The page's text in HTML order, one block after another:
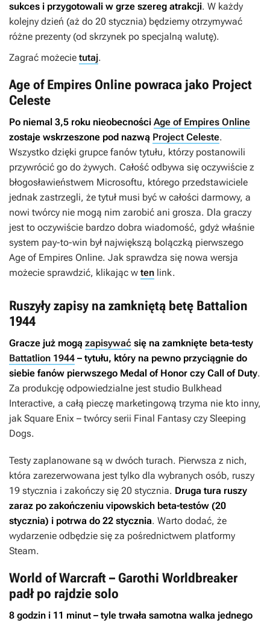
sukces i przygotowali w grze szereg atrakcji. W każdy
kolejny dzień (aż do 20 stycznia) będziemy otrzymywać
różne prezenty (od skrzynek po specjalną walutę).
Zagrać możecie tutaj.
Age of Empires Online powraca jako Project
Celeste
Po niemal 3,5 roku nieobecności Age of Empires Online
zostaje wskrzeszone pod nazwą Project Celeste.
Wszystko dzięki grupce fanów tytułu, którzy postanowili
przywrócić go do żywych. Całość odbywa się oczywiście z
błogosławieństwem Microsoftu, którego przedstawiciele
jednak zastrzegli, że tytuł musi być w całości darmowy, a
nowi twórcy nie mogą nim zarobić ani grosza. Dla graczy
jest to oczywiście bardzo dobra wiadomość, gdyż właśnie
system pay-to-win był największą bolączką pierwszego
Age of Empires Online. Jak sprawdza się nowa wersja
możecie sprawdzić, klikając w ten link.
Ruszyły zapisy na zamkniętą betę Battalion
1944
Gracze już mogą zapisywać się na zamknięte beta-testy
Battatlion 1944 – tytułu, który na pewno przyciągnie do
siebie fanów pierwszego Medal of Honor czy Call of Duty.
Za produkcję odpowiedzialne jest studio Bulkhead
Interactive, a całą pieczę marketingową trzyma nie kto inny,
jak Square Enix – twórcy serii Final Fantasy czy Sleeping
Dogs.
Testy zaplanowane są w dwóch turach. Pierwsza z nich,
która zarezerwowana jest tylko dla wybranych osób, ruszy
19 stycznia i zakończy się 20 stycznia. Druga tura ruszy
zaraz po zakończeniu vipowskich beta-testów (20
stycznia) i potrwa do 22 stycznia. Warto dodać, że
wydarzenie odbędzie się za pośrednictwem platformy
Steam.
World of Warcraft – Garothi Worldbreaker
padł po rajdzie solo
8 godzin i 11 minut – tyle trwała samotna walka jednego